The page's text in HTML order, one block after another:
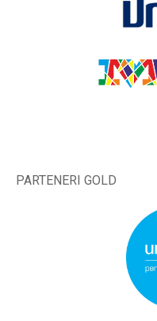
PARTENERI GOLD